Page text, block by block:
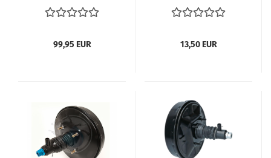
211611905 1967-7.74
99,95 EUR
Befestigungssatz VW
8.63-7.79
13,50 EUR